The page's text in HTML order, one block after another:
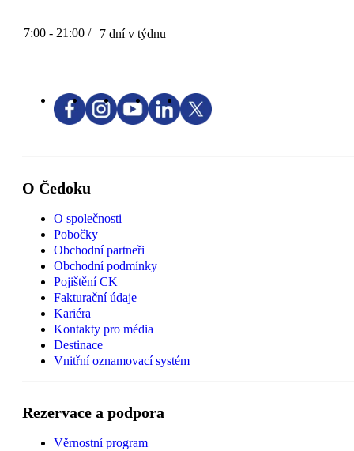
7:00 - 21:00 / 7 dní v týdnu
O Čedoku
O společnosti
Pobočky
Obchodní partneři
Obchodní podmínky
Pojištění CK
Fakturační údaje
Kariéra
Kontakty pro média
Destinace
Vnitřní oznamovací systém
Rezervace a podpora
Věrnostní program